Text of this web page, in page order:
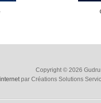
Copyright © 2026
par Créations Solutions